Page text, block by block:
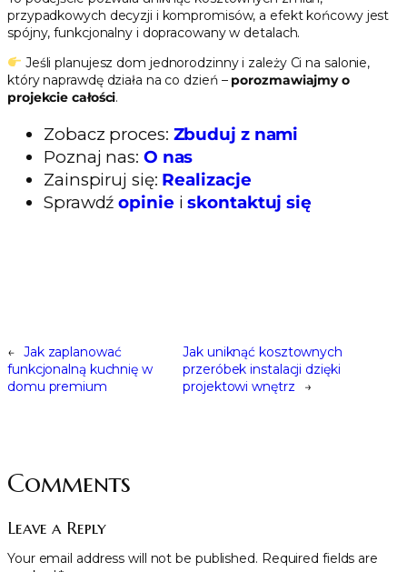
przypadkowych decyzji i kompromisów, a efekt końcowy jest
spójny, funkcjonalny i dopracowany w detalach.
Jeśli planujesz dom jednorodzinny i zależy Ci na salonie,
który naprawdę działa na co dzień – porozmawiajmy o
projekcie całości.
Zobacz proces: Zbuduj z nami
Poznaj nas: O nas
Zainspiruj się: Realizacje
Sprawdźopinie iskontaktuj się
← Jak zaplanować
funkcjonalną kuchnię w
domu premium
Jak uniknąć kosztownych
przeróbek instalacji dzięki
projektowi wnętrz
→
Comments
Leave a Reply
Your email address will not be published. Required fields are